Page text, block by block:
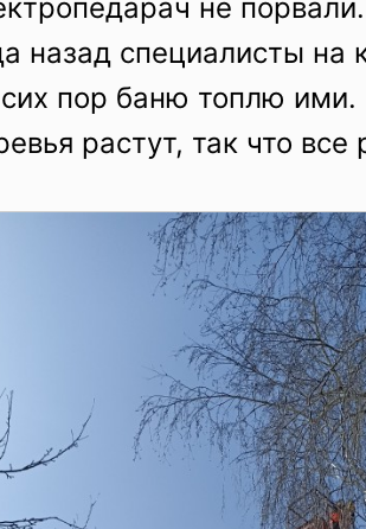
не
назад специалисты на
пор баню топлю ими.
растут, так что